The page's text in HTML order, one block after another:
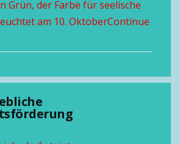
Grün, der Farbe für seelische
am 10. OktoberContinue